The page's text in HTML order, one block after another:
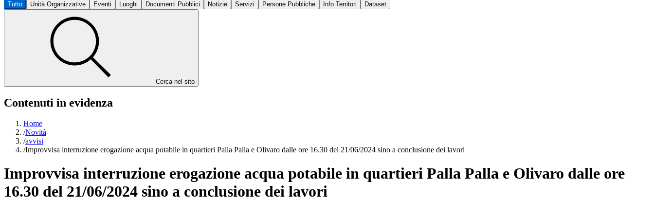
Tutto Unità Organizzative Eventi Luoghi Documenti Pubblici Notizie Servizi Persone Pubbliche Info Territori Dataset
Cerca nel sito
Contenuti in evidenza
Home
/Novità
/avvisi
/Improvvisa interruzione erogazione acqua potabile in quartieri Palla Palla e Olivaro dalle ore 16.30 del 21/06/2024 sino a conclusione dei lavori
Improvvisa interruzione erogazione acqua potabile in quartieri Palla Palla e Olivaro dalle ore
16.30 del 21/06/2024 sino a conclusione dei lavori